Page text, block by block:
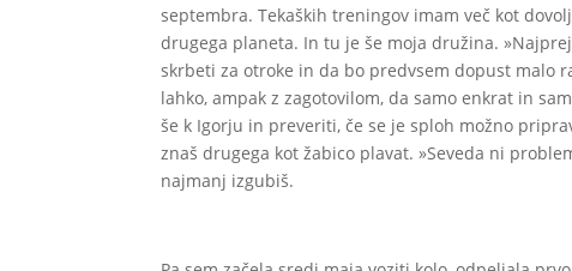
septembra. Tekaških treningov imam več kot
drugega planeta. In tu je še moja družina.
skrbeti za otroke in da bo predvsem dopust malo
lahko, ampak z zagotovilom, da samo enkrat in
še k Igorju in preveriti, če se je sploh možno
znaš drugega kot žabico plavat. »Seveda ni
najmanj izgubiš.